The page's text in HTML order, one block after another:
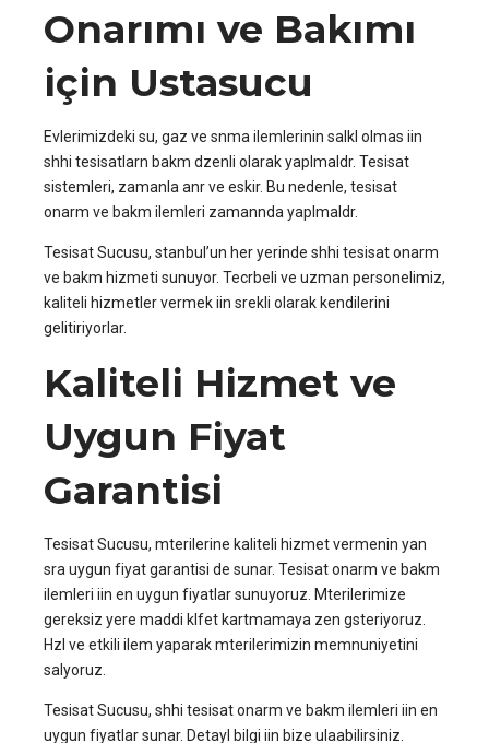
Onarımı ve Bakımı
için Ustasucu
Evlerimizdeki su, gaz ve snma ilemlerinin salkl olmas iin
shhi tesisatlarn bakm dzenli olarak yaplmaldr. Tesisat
sistemleri, zamanla anr ve eskir. Bu nedenle, tesisat
onarm ve bakm ilemleri zamannda yaplmaldr.
Tesisat Sucusu, stanbul’un her yerinde shhi tesisat onarm
ve bakm hizmeti sunuyor. Tecrbeli ve uzman personelimiz,
kaliteli hizmetler vermek iin srekli olarak kendilerini
gelitiriyorlar.
Kaliteli Hizmet ve
Uygun Fiyat
Garantisi
Tesisat Sucusu, mterilerine kaliteli hizmet vermenin yan
sra uygun fiyat garantisi de sunar. Tesisat onarm ve bakm
ilemleri iin en uygun fiyatlar sunuyoruz. Mterilerimize
gereksiz yere maddi klfet kartmamaya zen gsteriyoruz.
Hzl ve etkili ilem yaparak mterilerimizin memnuniyetini
salyoruz.
Tesisat Sucusu, shhi tesisat onarm ve bakm ilemleri iin en
uygun fiyatlar sunar. Detayl bilgi iin bize ulaabilirsiniz.